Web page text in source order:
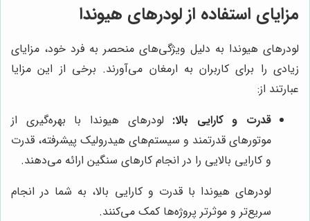
مزایای استفاده از لودرهای هیوندا
لودرهای هیوندا به دلیل ویژگی‌های منحصر به فرد خود، مزایای
زیادی را برای کاربران به ارمغان می‌آورند. برخی از این مزایا
عبارتند از:
قدرت و کارایی بالا: لودرهای هیوندا با بهره‌گیری از
موتورهای قدرتمند و سیستم‌های هیدرولیک پیشرفته، قدرت
و کارایی بالایی را در انجام کارهای سنگین ارائه می‌دهند.
لودرهای هیوندا با قدرت و کارایی بالا، به شما در انجام
سریع‌تر و موثرتر پروژه‌ها کمک می‌کنند.